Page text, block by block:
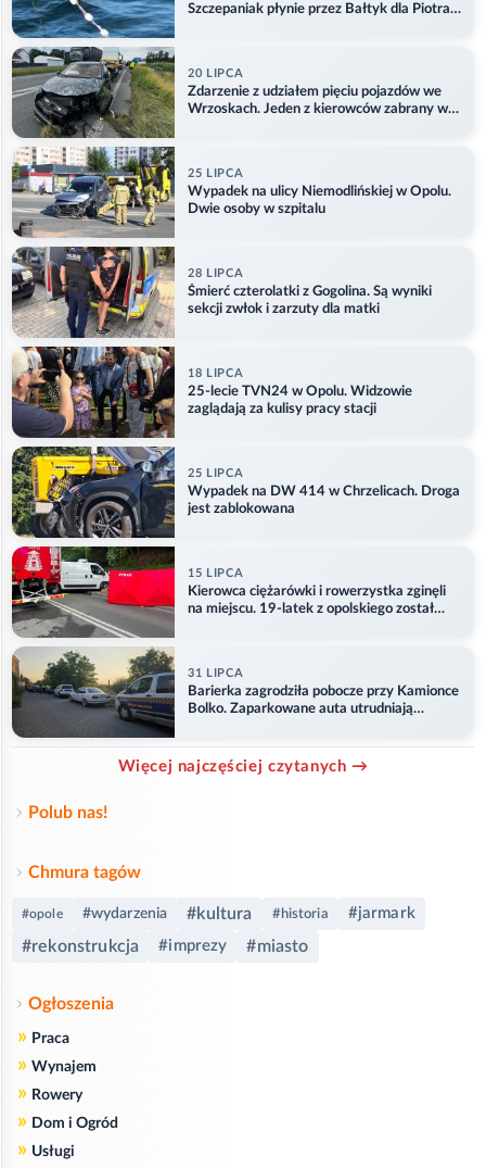
Szczepaniak płynie przez Bałtyk dla Piotra.
20 LIPCA
Zdarzenie z udziałem pięciu pojazdów we
Wrzoskach. Jeden z kierowców zabrany w
25 LIPCA
Wypadek na ulicy Niemodlińskiej w Opolu.
Dwie osoby w szpitalu
28 LIPCA
Śmierć czterolatki z Gogolina. Są wyniki
sekcji zwłok i zarzuty dla matki
18 LIPCA
25-lecie TVN24 w Opolu. Widzowie
zaglądają za kulisy pracy stacji
25 LIPCA
Wypadek na DW 414 w Chrzelicach. Droga
jest zablokowana
15 LIPCA
Kierowca ciężarówki i rowerzystka zginęli
na miejscu. 19-latek z opolskiego został
31 LIPCA
Barierka zagrodziła pobocze przy Kamionce
Bolko. Zaparkowane auta utrudniają
Więcej najczęściej czytanych →
Polub nas!
Chmura tagów
#opole #wydarzenia #kultura #historia #jarmark
#rekonstrukcja #imprezy #miasto
Ogłoszenia
» Praca
» Wynajem
» Rowery
» Dom i Ogród
» Usługi